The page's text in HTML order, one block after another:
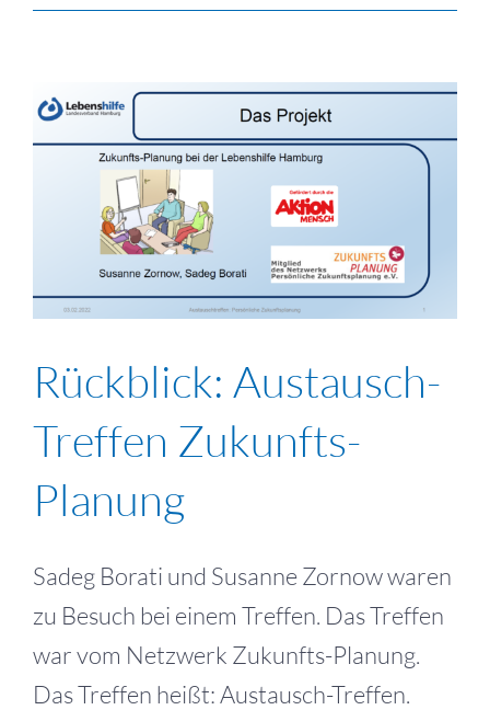
Rückblick: Austausch-
Treffen Zukunfts-
Planung
Sadeg Borati und Susanne Zornow waren
zu Besuch bei einem Treffen. Das Treffen
war vom Netzwerk Zukunfts-Planung.
Das Treffen heißt: Austausch-Treffen.